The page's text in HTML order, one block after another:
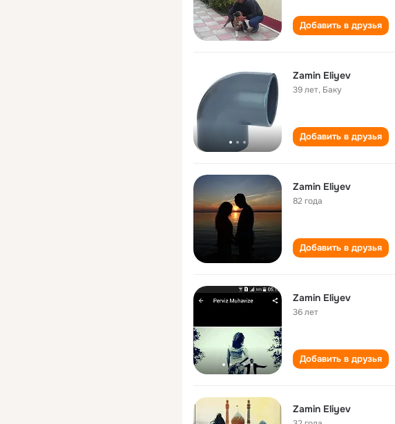
Добавить в друзья
Zamin Eliyev
39 лет, Баку
Добавить в друзья
Zamin Eliyev
82 года
Добавить в друзья
Zamin Eliyev
36 лет
Добавить в друзья
Zamin Eliyev